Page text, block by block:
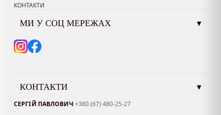
КОНТАКТИ
МИ У СОЦ МЕРЕЖАХ ▾
КОНТАКТИ ▾
СЕРГІЙ ПАВЛОВИЧ +380 (67) 480-25-27